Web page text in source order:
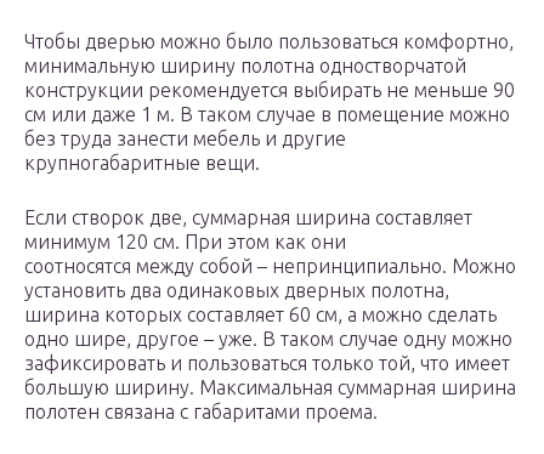
Чтобы дверью можно было пользоваться комфортно,
минимальную ширину полотна одностворчатой
конструкции рекомендуется выбирать не меньше 90
см или даже 1 м. В таком случае в помещение можно
без труда занести мебель и другие
крупногабаритные вещи.
Если створок две, суммарная ширина составляет
минимум 120 см. При этом как они
соотносятся между собой – непринципиально. Можно
установить два одинаковых дверных полотна,
ширина которых составляет 60 см, а можно сделать
одно шире, другое – уже. В таком случае одну можно
зафиксировать и пользоваться только той, что имеет
большую ширину. Максимальная суммарная ширина
полотен связана с габаритами проема.